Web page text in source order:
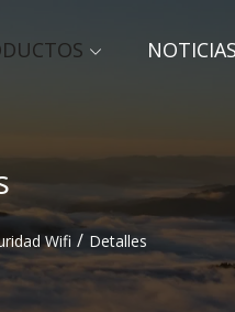
NOTICIAS
Wifi / Detalles